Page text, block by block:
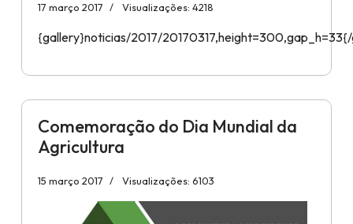
17 março 2017 Visualizações: 4218
{gallery}noticias/2017/
Comemoração do Dia Mundial da
Agricultura
15 março 2017 Visualizações: 6103